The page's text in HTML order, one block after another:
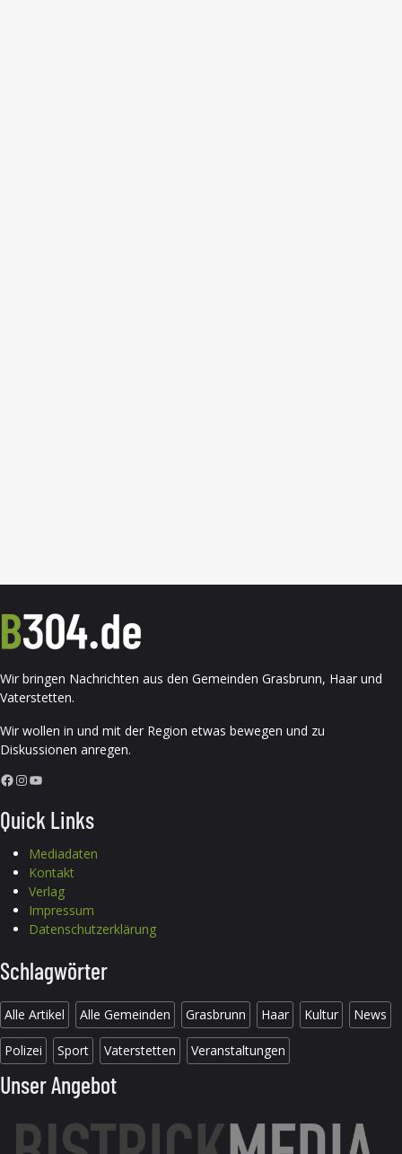
Wir bringen Nachrichten aus den Gemeinden Grasbrunn, Haar und
Vaterstetten.
Wir wollen in und mit der Region etwas bewegen und zu
Diskussionen anregen.
Facebook InstagramYouTube
Quick Links
Mediadaten
Kontakt
Verlag
Impressum
Datenschutzerklärung
Schlagwörter
Alle Artikel Alle Gemeinden Grasbrunn Haar Kultur News
Polizei Sport Vaterstetten Veranstaltungen
Unser Angebot